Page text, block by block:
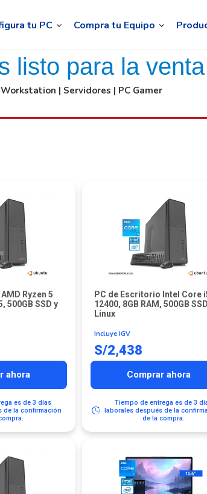
tu PC Compra tu Equipo
listo para la venta
| Servidores | PC Gamer
Ryzen 5
500GB SSD y
ahora
es de 3 días
de la confirmación
PC de Escritorio Intel Core
12400, 8GB RAM, 500GB
Linux
Incluye IGV
S/2,438
Comprar ahora
Tiempo de entrega es de 3
laborales después de la
de la compra.